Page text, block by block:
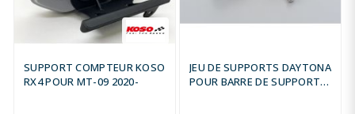
SUPPORT COMPTEUR KOSO
RX4 POUR MT-09 2020-
JEU DE SUPPORTS DAYTONA
POUR BARRE DE SUPPORT